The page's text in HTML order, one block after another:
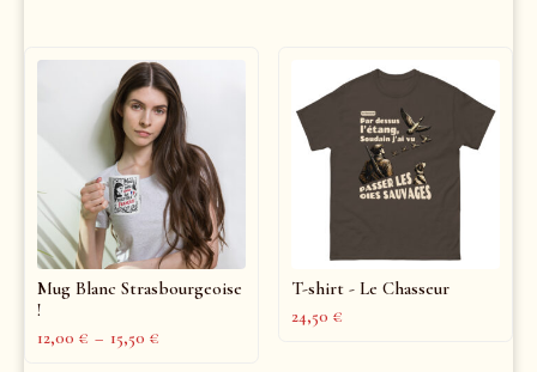
Mug Blanc Strasbourgeoise
!
12,00 € – 15,50 €
T-shirt - Le Chasseur
24,50 €